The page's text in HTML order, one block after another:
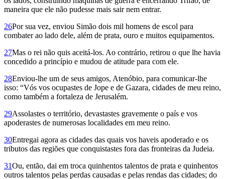
maneira que ele não pudesse mais sair nem entrar.
26Por sua vez, enviou Simão dois mil homens de escol para
combater ao lado dele, além de prata, ouro e muitos equipamentos.
27Mas o rei não quis aceitá-los. Ao contrário, retirou o que lhe havia
concedido a princípio e mudou de atitude para com ele.
28Enviou-lhe um de seus amigos, Atenóbio, para comunicar-lhe
isso: “Vós vos ocupastes de Jope e de Gazara, cidades de meu reino,
como também a fortaleza de Jerusalém.
29Assolastes o território, devas­tastes gravemente o país e vos
apoderas­tes de numerosas localidades em meu reino.
30Entregai agora as cidades das quais vos haveis apoderado e os
tributos das regiões que conquistastes fora das fronteiras da Judeia.
31Ou, então, dai em troca quinhentos talentos de prata e quinhentos
outros talentos pelas perdas causadas e pelas rendas das cidades; do